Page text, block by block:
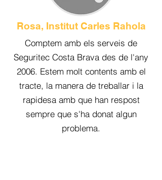
Rosa, Institut Carles Rahola
Comptem amb els serveis de
Seguritec Costa Brava des de l'any
2006. Estem molt contents amb el
tracte, la manera de treballar i la
rapidesa amb que han respost
sempre que s'ha donat algun
problema.